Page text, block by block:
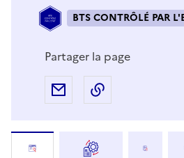
BTS CONTRÔLÉ PAR
Partager la page
Partager par e-mail